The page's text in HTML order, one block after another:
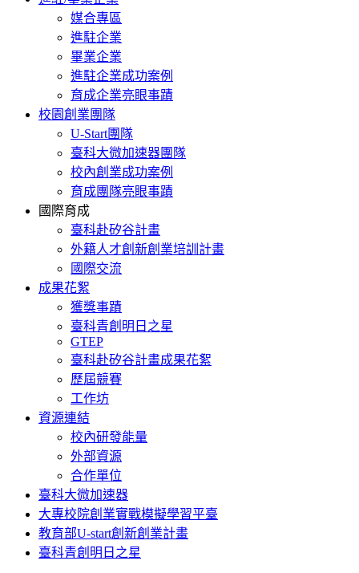
媒合專區
進駐企業
畢業企業
進駐企業成功案例
育成企業亮眼事蹟
校園創業團隊
U-Start團隊
臺科大微加速器團隊
校內創業成功案例
育成團隊亮眼事蹟
國際育成
臺科赴矽谷計畫
外籍人才創新創業培訓計畫
國際交流
成果花絮
獲獎事蹟
臺科青創明日之星
GTEP
臺科赴矽谷計畫成果花絮
歷屆競賽
工作坊
資源連結
校內研發能量
外部資源
合作單位
臺科大微加速器
大專校院創業實戰模擬學習平臺
教育部U-start創新創業計畫
臺科青創明日之星